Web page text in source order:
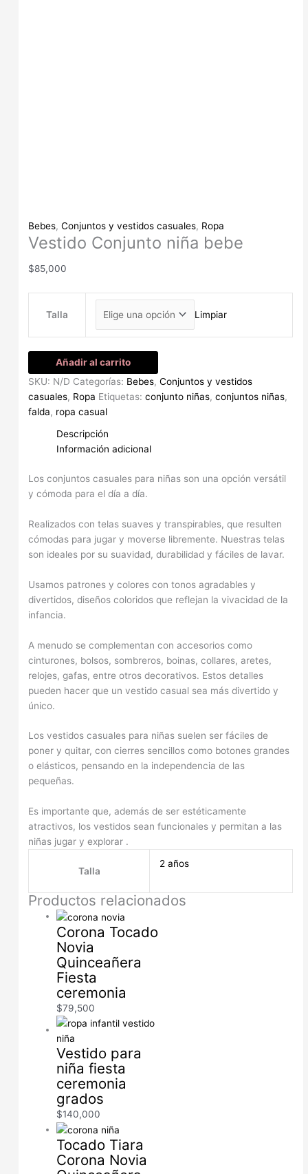
Bebes,Conjuntos y vestidos casuales, Ropa
Vestido Conjunto niña bebe
$85,000
Talla Limpiar
Añadir al carrito
SKU: N/D Categorías: Bebes,Conjuntos y vestidos
casuales, Ropa Etiquetas:conjunto niñas,conjuntos niñas,
falda, ropa casual
Descripción
Información adicional
Los conjuntos casuales para niñas son una opción versátil
y cómoda para el día a día.
Realizados con telas suaves y transpirables, que resulten
cómodas para jugar y moverse libremente. Nuestras telas
son ideales por su suavidad, durabilidad y fáciles de lavar.
Usamos patrones y colores con tonos agradables y
divertidos, diseños coloridos que reflejan la vivacidad de la
infancia.
A menudo se complementan con accesorios como
cinturones, bolsos, sombreros, boinas, collares, aretes,
relojes, gafas, entre otros decorativos. Estos detalles
pueden hacer que un vestido casual sea más divertido y
único.
Los vestidos casuales para niñas suelen ser fáciles de
poner y quitar, con cierres sencillos como botones grandes
o elásticos, pensando en la independencia de las
pequeñas.
Es importante que, además de ser estéticamente
atractivos, los vestidos sean funcionales y permitan a las
niñas jugar y explorar .
Talla
2 años
Productos relacionados
Corona Tocado
Novia
Quinceañera
Fiesta
ceremonia
$79,500
Vestido para
niña fiesta
ceremonia
grados
$140,000
Tocado Tiara
Corona Novia